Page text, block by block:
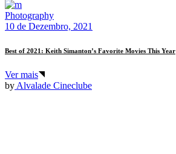
Photography
10 de Dezembro, 2021
Best of 2021: Keith Simanton’s Favorite Movies This Year
Ver mais
by Alvalade Cineclube